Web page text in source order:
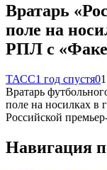
Вратарь
поле на
РПЛ с
ТАСС1 год спустя0
Вратарь
поле на носилках в
Российской
Навигация